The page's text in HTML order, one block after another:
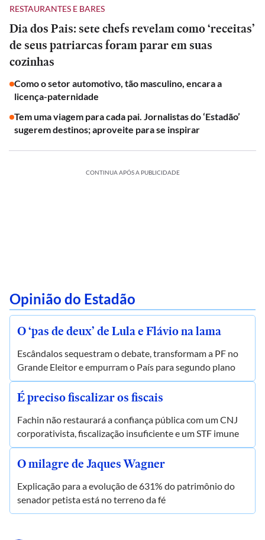
RESTAURANTES E BARES
Dia dos Pais: sete chefs revelam como ‘receitas’
de seus patriarcas foram parar em suas
cozinhas
Como o setor automotivo, tão masculino, encara a
licença-paternidade
Tem uma viagem para cada pai. Jornalistas do ‘Estadão’
sugerem destinos; aproveite para se inspirar
CONTINUA APÓS A PUBLICIDADE
Opinião do Estadão
O ‘pas de deux’ de Lula e Flávio na lama
Escândalos sequestram o debate, transformam a PF no
Grande Eleitor e empurram o País para segundo plano
É preciso fiscalizar os fiscais
Fachin não restaurará a confiança pública com um CNJ
corporativista, fiscalização insuficiente e um STF imune
O milagre de Jaques Wagner
Explicação para a evolução de 631% do patrimônio do
senador petista está no terreno da fé